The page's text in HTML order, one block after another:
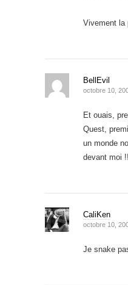
Vivement la
BellEvil
octobre 10,
Et ouais,
Quest,
un monde
devant moi !!
CaliKen
octobre 10,
Je snake